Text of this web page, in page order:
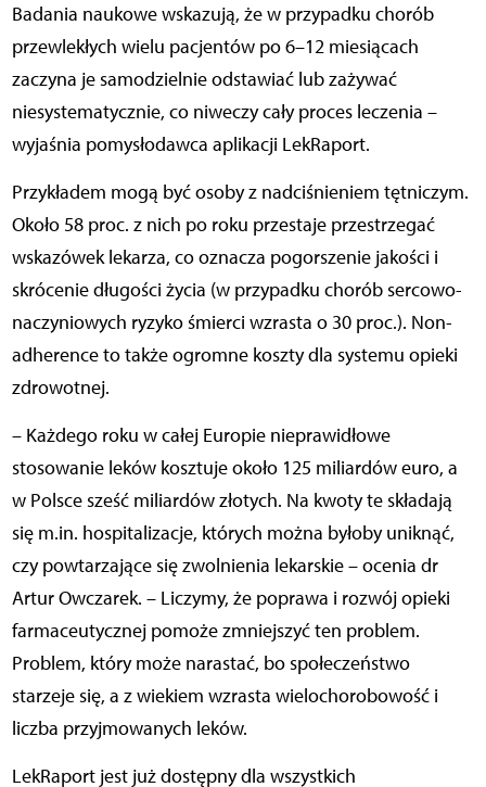
Badania naukowe wskazują, że w przypadku chorób
przewlekłych wielu pacjentów po 6–12 miesiącach
zaczyna je samodzielnie odstawiać lub zażywać
niesystematycznie, co niweczy cały proces leczenia –
wyjaśnia pomysłodawca aplikacji LekRaport.
Przykładem mogą być osoby z nadciśnieniem tętniczym.
Około 58 proc. z nich po roku przestaje przestrzegać
wskazówek lekarza, co oznacza pogorszenie jakości i
skrócenie długości życia (w przypadku chorób sercowo-
naczyniowych ryzyko śmierci wzrasta o 30 proc.). Non-
adherence to także ogromne koszty dla systemu opieki
zdrowotnej.
– Każdego roku w całej Europie nieprawidłowe
stosowanie leków kosztuje około 125 miliardów euro, a
w Polsce sześć miliardów złotych. Na kwoty te składają
się m.in. hospitalizacje, których można byłoby uniknąć,
czy powtarzające się zwolnienia lekarskie – ocenia dr
Artur Owczarek. – Liczymy, że poprawa i rozwój opieki
farmaceutycznej pomoże zmniejszyć ten problem.
Problem, który może narastać, bo społeczeństwo
starzeje się, a z wiekiem wzrasta wielochorobowość i
liczba przyjmowanych leków.
LekRaport jest już dostępny dla wszystkich